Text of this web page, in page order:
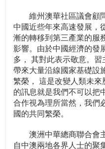
維州澳華社區議會顧問
中國近些年來高速發展，
漸的轉移到第三產業的服
影響。由於中國經濟的發
多， 其對此表示敬意。
帶來大量沿線國家基礎設
繁榮， 這是改變人類未
的訊息就是我們不可以把
合作視為理所當然，我們
國的共同繁榮。
澳洲中華總商聯合會主
自中澳兩地各界人士的聚